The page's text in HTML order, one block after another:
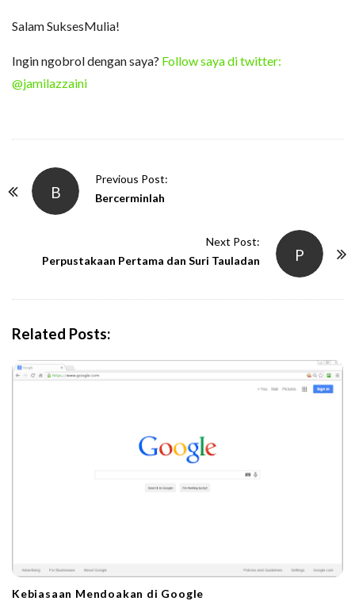
Salam SuksesMulia!
Ingin ngobrol dengan saya? Follow saya di twitter:
@jamilazzaini
B
Previous Post:
Bercerminlah
P
Next Post:
Perpustakaan Pertama dan Suri Tauladan
Related Posts:
Kebiasaan Mendoakan di Google